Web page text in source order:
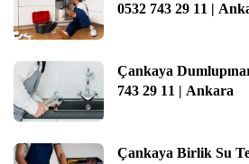
0532 743 29 11 |
Çankaya
743 29 11 | Ankara
Çankaya Birlik Su